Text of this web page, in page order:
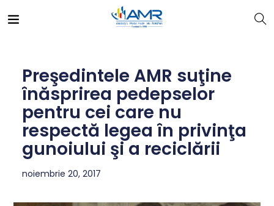
Preşedintele AMR suţine
înăsprirea pedepselor
pentru cei care nu
respectă legea în privinţa
gunoiului şi a reciclării
noiembrie 20, 2017